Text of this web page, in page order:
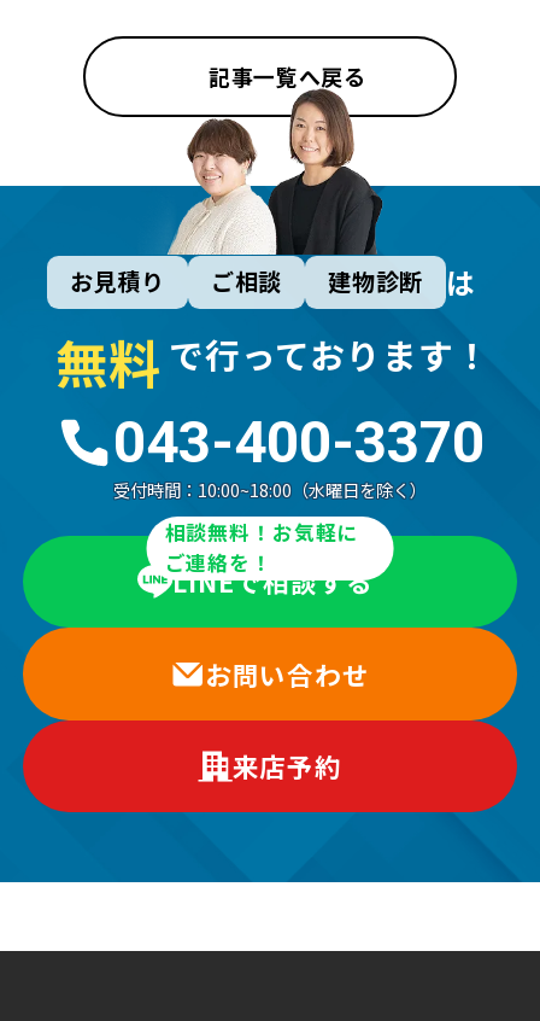
記事一覧へ戻る
お見積り ご相談 建物診断 は
無料 で行っております！
043-400-3370
受付時間： 10:00~18:00（水曜日を除く）
相談無料！お気軽に
ご連絡を！
LINEで相談する
お問い合わせ
来店予約